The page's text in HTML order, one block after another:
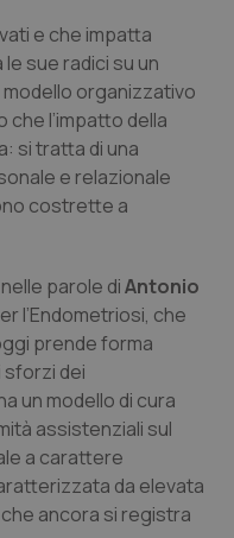
e che impatta
sue radici su un
modello organizzativo
l’impatto della
si tratta di una
e relazionale
costrette a
parole diAntonio
l’Endometriosi, che
prende forma
sforzi dei
un modello di cura
assistenziali sul
a carattere
da elevata
ancora si registra